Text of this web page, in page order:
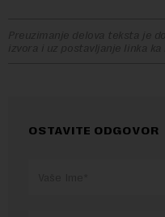
Preuzimanje delova teksta je
izvora i uz postavljanje linka ka
OSTAVITE ODGOVOR